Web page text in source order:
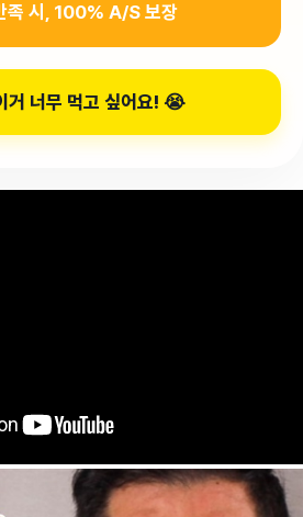
족 시, 100% A/S 보장
거 너무 먹고 싶어요! 😭